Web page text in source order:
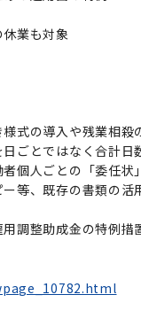
業も対象
式の導入や残業相殺
ごとではなく合計日
個人ごとの「委任状
等、既存の書類の活
調整助成金の特例